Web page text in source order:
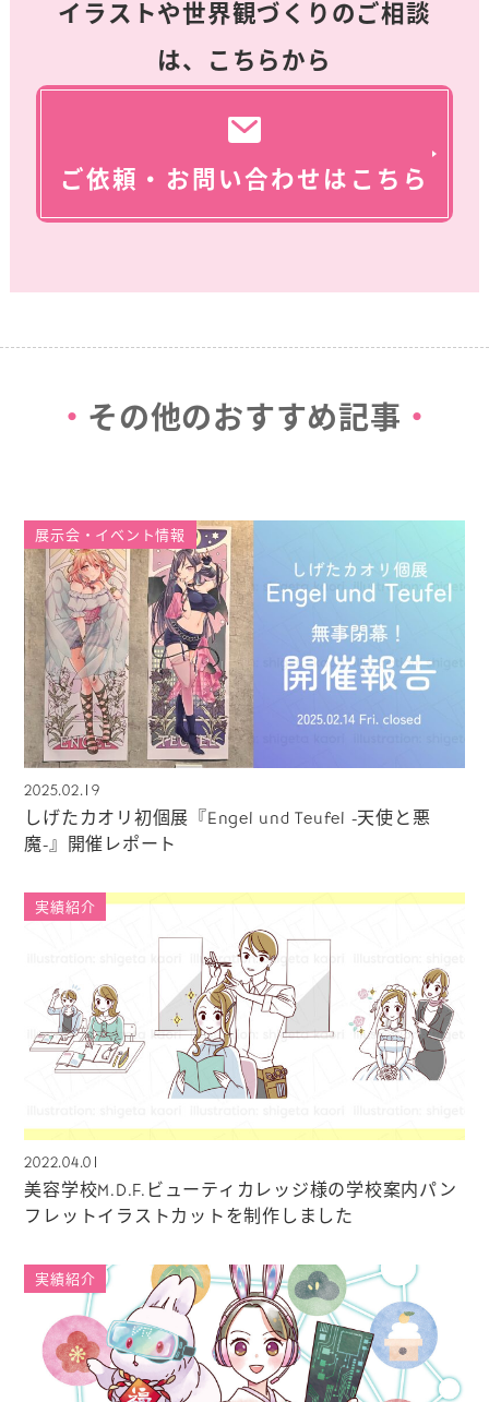
イラストや世界観づくりのご相談
は、こちらから
ご依頼・お問い合わせはこちら
その他のおすすめ記事
展示会・イベント情報
2025.02.19
しげたカオリ初個展『Engel und Teufel -天使と悪
魔-』開催レポート
実績紹介
2022.04.01
美容学校M.D.F.ビューティカレッジ様の学校案内パン
フレットイラストカットを制作しました
実績紹介